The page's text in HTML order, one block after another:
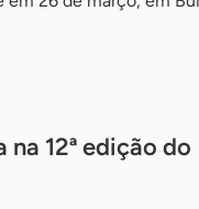
12ª edição do